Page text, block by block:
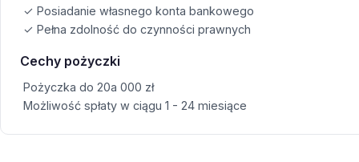
✓ Posiadanie własnego konta bankowego
✓ Pełna zdolność do czynności prawnych
Cechy pożyczki
Pożyczka do 20a 000 zł
Możliwość spłaty w ciągu 1 - 24 miesiące